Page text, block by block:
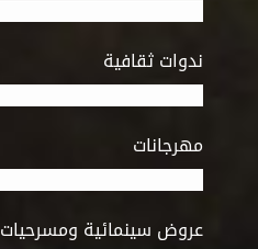
ندوات ثقافية
مهرجانات
عروض سينمائية ومسرحيات